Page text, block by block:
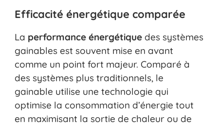
Efficacité énergétique comparée
La performance énergétique des systèmes
gainables est souvent mise en avant
comme un point fort majeur. Comparé à
des systèmes plus traditionnels, le
gainable utilise une technologie qui
optimise la consommation d’énergie tout
en maximisant la sortie de chaleur ou de